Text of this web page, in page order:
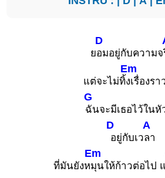
ย
D
อมอยู่กับความจ
แต่จะไม่ทิ้
Em
งเรื่องร
G
ฉันจะมีเธอไว้ในหั
D
อยู่กับเว
A
ลา
ที่มันยังห
Em
มุนให้ก้าวต่อไป แ